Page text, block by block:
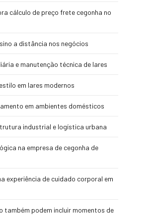
cálculo de preço frete cegonha no
a distância nos negócios
e manutenção técnica de lares
em lares modernos
em ambientes domésticos
industrial e logística urbana
na empresa de cegonha de
experiência de cuidado corporal em
também podem incluir momentos de